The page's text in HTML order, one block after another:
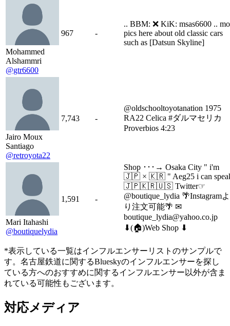
Mohammed
Alshammri
@gtr6600
967 -
.. BBM: ❌ KiK: msas6600 ..
pics here about old classic cars
such as [Datsun Skyline]
Jairo Moux
Santiago
@retroyota22
7,743 -
@oldschooltoyotanation 1975
RA22 Celica #ダルマセリカ
Proverbios 4:23
Mari Itahashi
@boutiquelydia
1,591 -
Shop ･･･→ Osaka City " i'm
🇯🇵 × 🇰🇷 " Aeg25 i can
🇯🇵🇰🇷🇺🇸 Twitter☞
@boutique_lydia 🌴Instagramよ
り注文可能🌴 ✉
boutique_lydia@yahoo.co.jp
⬇︎(🏠)Web Shop ⬇︎
*表示している一覧はインフルエンサーリストのサンプルで
す。名古屋鉄道に関するBlueskyのインフルエンサーを探し
ている方へのおすすめに関するインフルエンサー以外が含ま
れている可能性もございます。
対応メディア